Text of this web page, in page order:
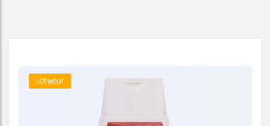
¡Oferta!